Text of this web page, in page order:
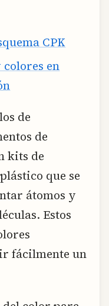
CPK
en
de
de
kits de
que se
átomos y
Estos
fácilmente un